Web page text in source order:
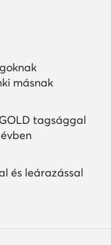
másnak
tagsággal
és leárazással